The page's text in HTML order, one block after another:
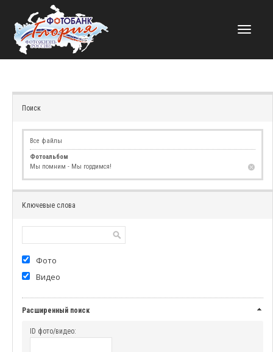
НАВИГАЦИЯ
Поиск
Все файлы
Фотоальбом
Мы помним - Мы гордимся!
Ключевые слова
Фото
Видео
Расширенный поиск
ID фото/видео: